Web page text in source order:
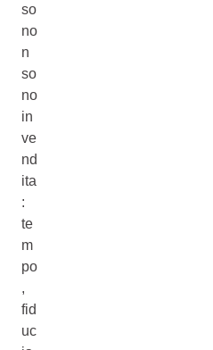
so
no
n
so
no
in
ve
nd
ita
:
te
m
po
,
fid
uc